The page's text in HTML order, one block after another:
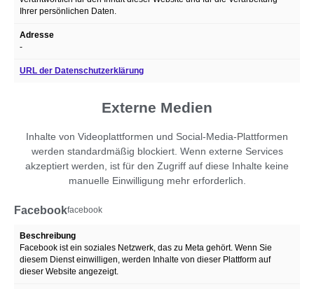
Ihrer persönlichen Daten.
Adresse
-
URL der Datenschutzerklärung
Externe Medien
Inhalte von Videoplattformen und Social-Media-Plattformen
werden standardmäßig blockiert. Wenn externe Services
akzeptiert werden, ist für den Zugriff auf diese Inhalte keine
manuelle Einwilligung mehr erforderlich.
Facebookfacebook
Beschreibung
Facebook ist ein soziales Netzwerk, das zu Meta gehört. Wenn Sie
diesem Dienst einwilligen, werden Inhalte von dieser Plattform auf
dieser Website angezeigt.